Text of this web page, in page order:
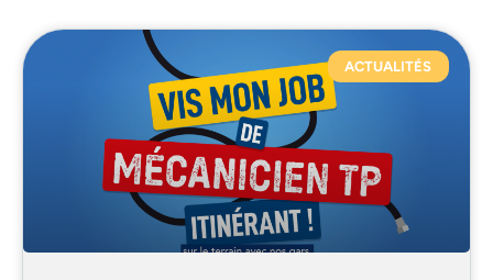
ACTUALITÉS